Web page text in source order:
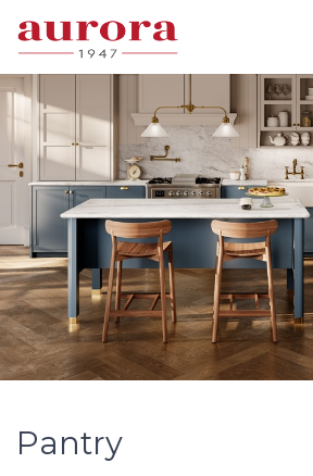
Pantry